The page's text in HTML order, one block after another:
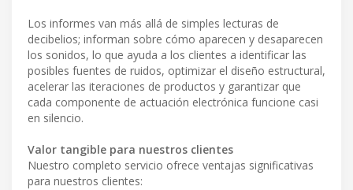
Los informes van más allá de simples lecturas de
decibelios; informan sobre cómo aparecen y desaparecen
los sonidos, lo que ayuda a los clientes a identificar las
posibles fuentes de ruidos, optimizar el diseño estructural,
acelerar las iteraciones de productos y garantizar que
cada componente de actuación electrónica funcione casi
en silencio.
Valor tangible para nuestros clientes
Nuestro completo servicio ofrece ventajas significativas
para nuestros clientes: